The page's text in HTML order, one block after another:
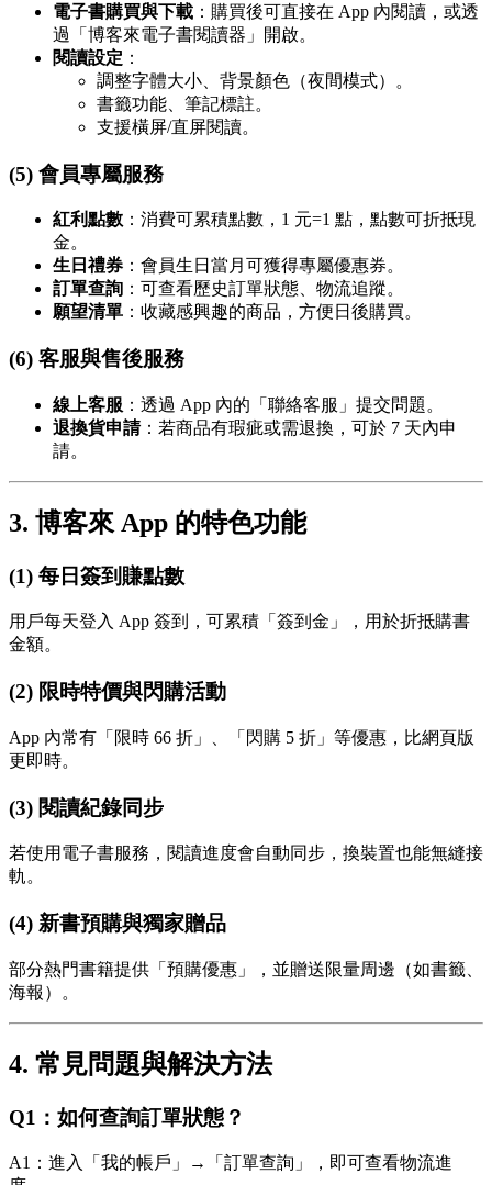
電子書購買與下載 ：購買後可直接在 App 內閱讀，或透
過「博客來電子書閱讀器」開啟。
閱讀設定 ：
調整字體大小、背景顏色（夜間模式）。
書籤功能、筆記標註。
支援橫屏/直屏閱讀。
(5) 會員專屬服務
紅利點數 ：消費可累積點數，1 元=1 點，點數可折抵現
金。
生日禮券 ：會員生日當月可獲得專屬優惠券。
訂單查詢 ：可查看歷史訂單狀態、物流追蹤。
願望清單 ：收藏感興趣的商品，方便日後購買。
(6) 客服與售後服務
線上客服 ：透過 App 內的「聯絡客服」提交問題。
退換貨申請：若商品有瑕疵或需退換，可於 7 天內申
請。
3. 博客來 App 的特色功能
(1) 每日簽到賺點數
用戶每天登入 App 簽到，可累積「簽到金」，用於折抵購書
金額。
(2) 限時特價與閃購活動
App 內常有「限時 66 折」、「閃購 5 折」等優惠，比網頁版
更即時。
(3) 閱讀紀錄同步
若使用電子書服務，閱讀進度會自動同步，換裝置也能無縫接
軌。
(4) 新書預購與獨家贈品
部分熱門書籍提供「預購優惠」，並贈送限量周邊（如書籤、
海報）。
4. 常見問題與解決方法
Q1：如何查詢訂單狀態？
A1：進入「我的帳戶」→「訂單查詢」，即可查看物流進